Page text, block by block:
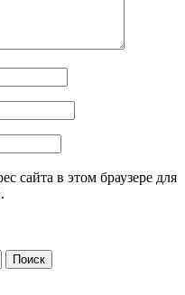
сайта в этом браузере для